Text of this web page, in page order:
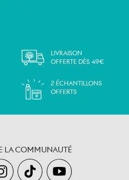
LIVRAISON
OFFERTE DÈS 49€
2 ÉCHANTILLONS
OFFERTS
LA COMMUNAUTÉ